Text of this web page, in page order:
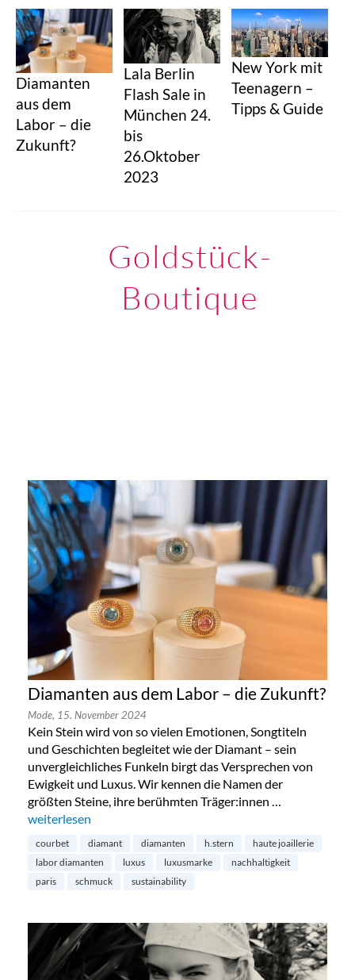
Diamanten
aus dem
Labor – die
Zukunft?
Lala Berlin
Flash Sale in
München 24.
bis
26.Oktober
2023
New York mit
Teenagern –
Tipps & Guide
Goldstück-
Boutique
Diamanten aus dem Labor – die Zukunft?
Mode, 15. November 2024
Kein Stein wird von so vielen Emotionen, Songtiteln
und Geschichten begleitet wie der Diamant – sein
unvergleichliches Funkeln birgt das Versprechen von
Ewigkeit und Luxus. Wir kennen die Namen der
größten Steine, ihre berühmten Träger:innen …
„Diamanten aus dem Labor – die Zukunft?“
weiterlesen
courbet diamant diamanten h.stern
haute joaillerie
labor diamanten
luxus luxusmarke
nachhaltigkeit
paris
schmuck sustainability